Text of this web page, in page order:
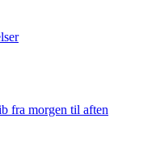
fra morgen til aften